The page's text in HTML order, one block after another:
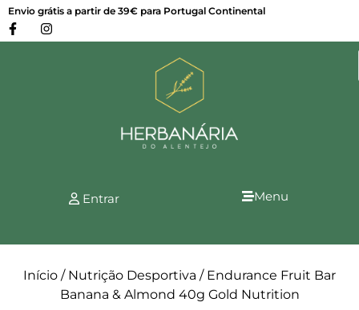
Envio grátis a partir de 39€ para Portugal Continental
Entrar Menu
Início / Nutrição Desportiva / Endurance Fruit Bar
Banana & Almond 40g Gold Nutrition